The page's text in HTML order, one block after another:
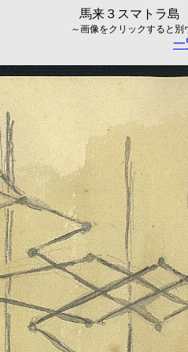
馬来３スマトラ島
～画像をクリックすると
一